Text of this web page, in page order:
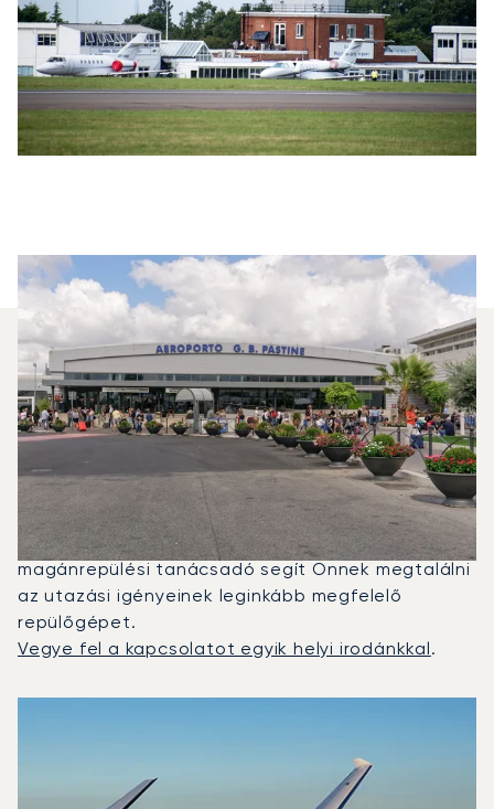
Milyen Típusú Repülőgépet
Charterelhetek A London És
Róma Közötti Repüléshez?
2025-ben a Citation M2, a Beechjet 400A és a
Legacy 650 volt a leggyakrabban igénybe vett
magánrepülő Róma és London között. Egy dedikált
magánrepülési tanácsadó segít Önnek megtalálni
az utazási igényeinek leginkább megfelelő
repülőgépet.
Vegye fel a kapcsolatot egyik helyi irodánkkal.